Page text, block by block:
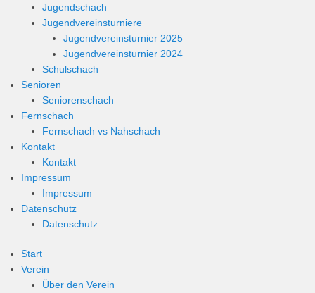
Jugendschach
Jugendvereinsturniere
Jugendvereinsturnier 2025
Jugendvereinsturnier 2024
Schulschach
Senioren
Seniorenschach
Fernschach
Fernschach vs Nahschach
Kontakt
Kontakt
Impressum
Impressum
Datenschutz
Datenschutz
Start
Verein
Über den Verein